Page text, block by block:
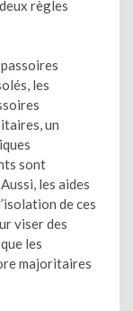
règles
les
un
sont
les aides
de ces
viser des
les
majoritaires